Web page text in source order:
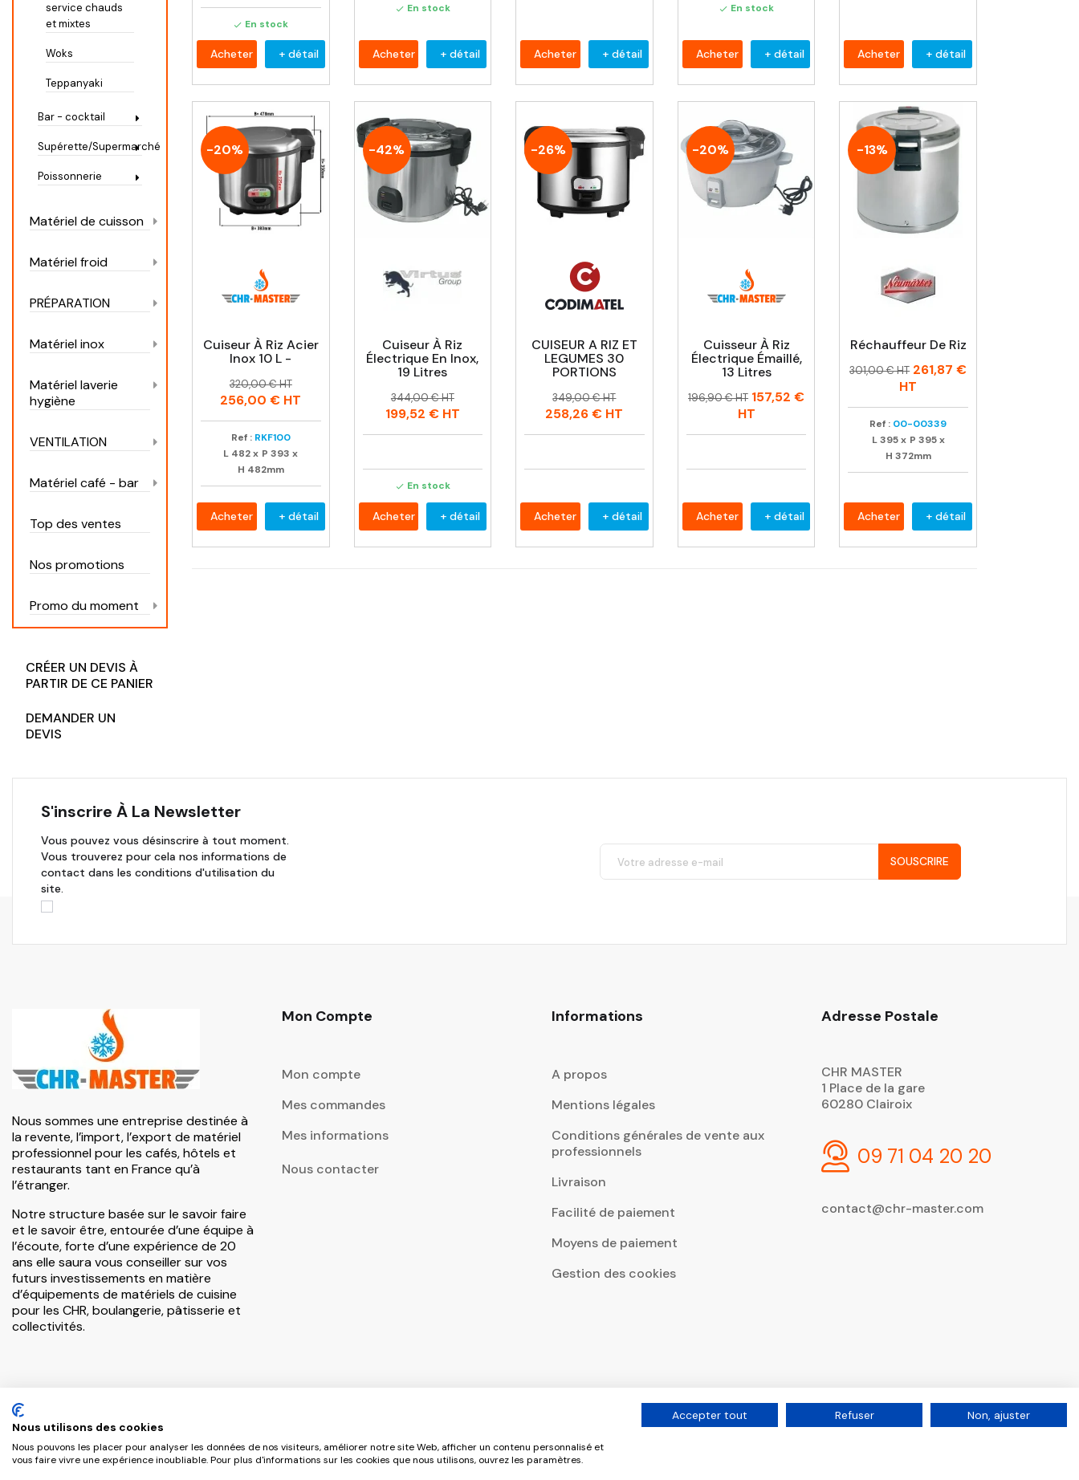
service chauds
et mixtes
Woks
Teppanyaki
Bar - cocktail
Supérette/Supermarché
Poissonnerie
Matériel de cuisson
Matériel froid
PRÉPARATION
Matériel inox
Matériel laverie
hygiène
VENTILATION
Matériel café - bar
Top des ventes
Nos promotions
Promo du moment
CRÉER UN DEVIS À
PARTIR DE CE PANIER
DEMANDER UN
DEVIS
 En stock
Acheter + détail
 En stock
Acheter + détail Acheter + détail
 En stock
Acheter + détail Acheter + détail
-20%
Cuiseur À Riz Acier
Inox 10 L -
Prix
Prix
habituel
320,00 € HT
256,00 € HT
Ref : RKF100
L 482 x P 393 x
H 482mm
Acheter + détail
-42%
Cuiseur À Riz
Électrique En Inox,
19 Litres
Prix
Prix
habituel
344,00 € HT
199,52 €HT
 En stock
Acheter + détail
-26%
CUISEUR A RIZ ET
LEGUMES 30
PORTIONS
Prix
Prix
habituel
349,00 € HT
258,26 € HT
Acheter + détail
-20%
Cuisseur À Riz
Électrique Émaillé,
13 Litres
Prix
Prix
196,90 € HT 157,52 €
HT
Acheter + détail
-13%
Réchauffeur De Riz
Prix
Prix
301,00 € HT 261,87 €
HT
Ref : 00-00339
L 395 x P 395 x
H 372mm
Acheter + détail
S'inscrire À La Newsletter
Vous pouvez vous désinscrire à tout moment.
Vous trouverez pour cela nos informations de
contact dans les conditions d'utilisation du
site.
SOUSCRIRE
Nous sommes une entreprise destinée à
la revente, l’import, l’export de matériel
professionnel pour les cafés, hôtels et
restaurants tant en France qu’à
l’étranger.
Notre structure basée sur le savoir faire
et le savoir être, entourée d’une équipe à
l’écoute, forte d’une expérience de 20
ans elle saura vous conseiller sur vos
futurs investissements en matière
d’équipements de matériels de cuisine
pour les CHR, boulangerie, pâtisserie et
collectivités.
Mon Compte
Mon compte
Mes commandes
Mes informations
Nous contacter
Informations
A propos
Mentions légales
Conditions générales de vente aux
professionnels
Livraison
Facilité de paiement
Moyens de paiement
Gestion des cookies
Adresse Postale
CHR MASTER
1 Place de la gare
60280 Clairoix
09 71 04 20 20
contact@chr-master.com
Copyright © 2026 CHR Master Tous droits réservés.
Nous utilisons des cookies
Nous pouvons les placer pour analyser les données de nos visiteurs, améliorer notre site Web, afficher un contenu personnalisé et
vous faire vivre une expérience inoubliable. Pour plus d'informations sur les cookies que nous utilisons, ouvrez les paramètres.
Accepter tout Refuser Non, ajuster